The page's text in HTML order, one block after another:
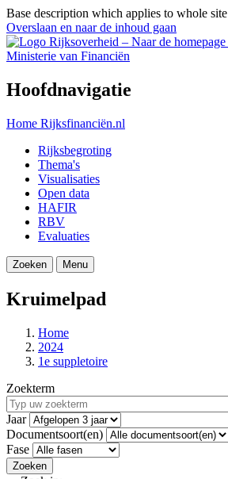
Base description which applies to whole site
Overslaan en naar de inhoud gaan
Ministerie van Financiën
Hoofdnavigatie
Home Rijksfinanciën.nl
Rijksbegroting
Thema's
Visualisaties
Open data
HAFIR
RBV
Evaluaties
Zoeken Menu
Kruimelpad
Home
2024
1e suppletoire
Zoekterm
Jaar
Documentsoort(en)
Fase